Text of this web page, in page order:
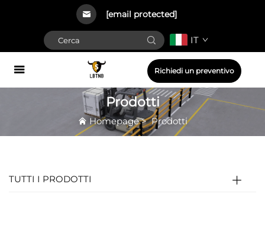
[email protected]
IT
Richiedi un preventivo
Prodotti
Homepage>Prodotti
TUTTI I PRODOTTI